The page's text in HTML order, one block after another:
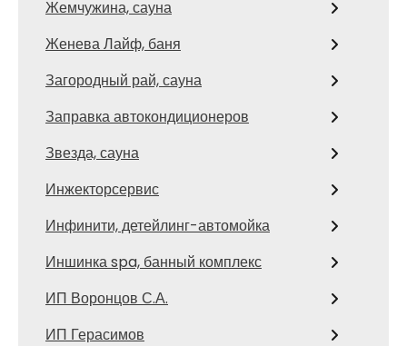
Жемчужина, сауна
Женева Лайф, баня
Загородный рай, сауна
Заправка автокондиционеров
Звезда, сауна
Инжекторсервис
Инфинити, детейлинг-автомойка
Иншинка spa, банный комплекс
ИП Воронцов С.А.
ИП Герасимов